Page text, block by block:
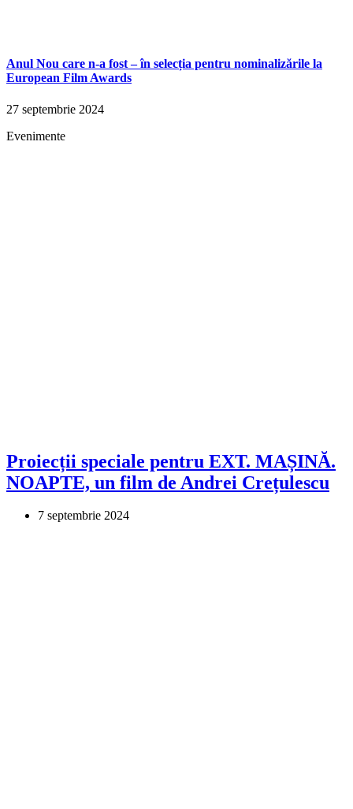
Anul Nou care n-a fost – în selecția pentru nominalizările la
European Film Awards
27 septembrie 2024
Evenimente
Proiecții speciale pentru EXT. MAȘINĂ.
NOAPTE, un film de Andrei Crețulescu
7 septembrie 2024